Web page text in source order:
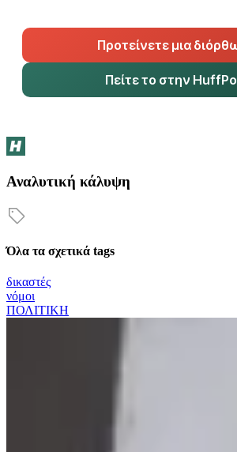
Προτείνετε μια
Πείτε το στην
Αναλυτική κάλυψη
Όλα τα σχετικά tags
δικαστές
νόμοι
ΠΟΛΙΤΙΚΗ